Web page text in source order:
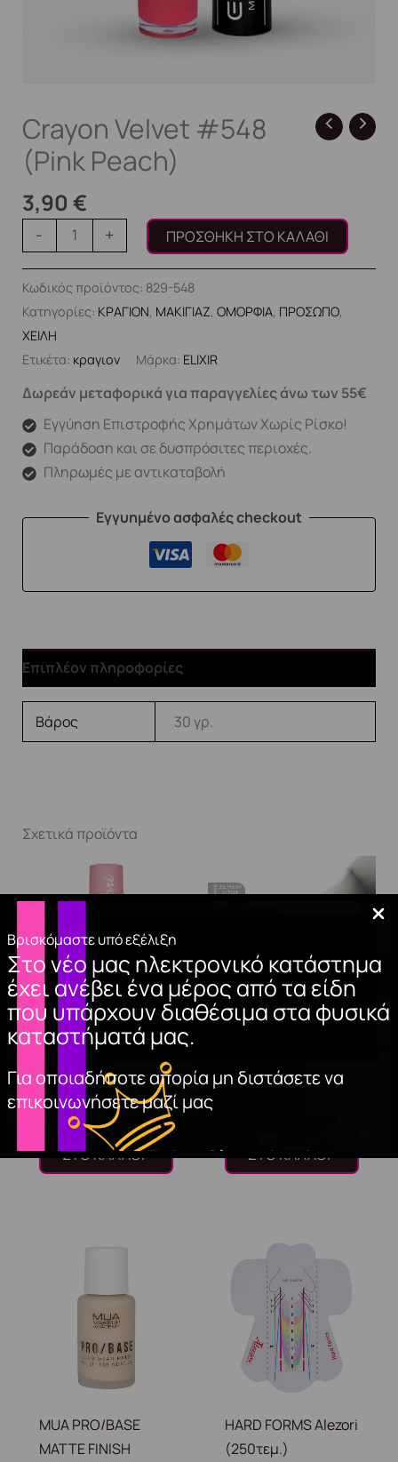
Βρισκόμαστε υπό εξέλιξη
Στο νέο μας ηλεκτρονικό κατάστημα
έχει ανέβει ένα μέρος από τα είδη
που υπάρχουν διαθέσιμα στα φυσικά
καταστήματά μας.
Για οποιαδήποτε απορία μη διστάσετε να
επικοινωνήσετε μαζί μας
Crayon Velvet #548
(Pink Peach)
3,90 €
- + ΠΡΟΣΘΉΚΗ ΣΤΟ ΚΑΛΆΘΙ
Κωδικός προϊόντος: 829-548
Κατηγορίες: ΚΡΑΓΙΟΝ, ΜΑΚΙΓΙΑΖ, ΟΜΟΡΦΙΑ, ΠΡΟΣΩΠΟ,
ΧΕΙΛΗ
Ετικέτα: κραγιον Μάρκα: ELIXIR
Δωρεάν μεταφορικά για παραγγελίες άνω των 55€
Εγγύηση Επιστροφής Χρημάτων Χωρίς Ρίσκο!
Παράδοση και σε δυσπρόσιτες περιοχές.
Πληρωμές με αντικαταβολή
Εγγυημένο ασφαλές checkout
Επιπλέον πληροφορίες
Βάρος 30 γρ.
Σχετικά προϊόντα
BASE COAT CLASSIC
15ml.
10,00€
ΠΡΟΣΘΉΚΗ
ΣΤΟ ΚΑΛΆΘΙ
ANTIQUE 02 15ml.
ΣΤΟ ΚΑΛΆΘΙ
MUA PRO/BASE
MATTE FINISH
HARD FORMS Alezori
(250τεμ.)